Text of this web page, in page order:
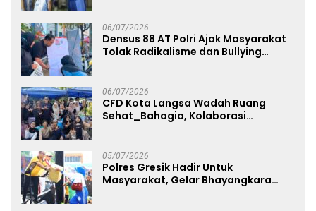
06/07/2026
Densus 88 AT Polri Ajak Masyarakat
Tolak Radikalisme dan Bullying
06/07/2026
CFD Kota Langsa Wadah Ruang
Sehat_Bahagia, Kolaborasi
05/07/2026
Polres Gresik Hadir Untuk
Masyarakat, Gelar Bhayangkara